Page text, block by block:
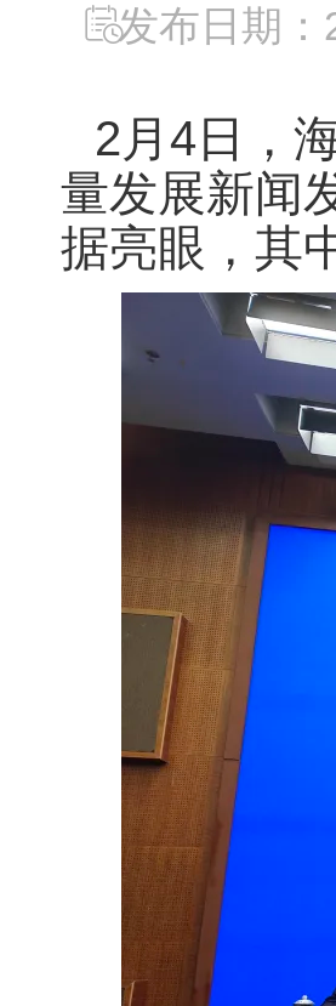
发布日期：
2月4日，
量发展新闻
据亮眼，其